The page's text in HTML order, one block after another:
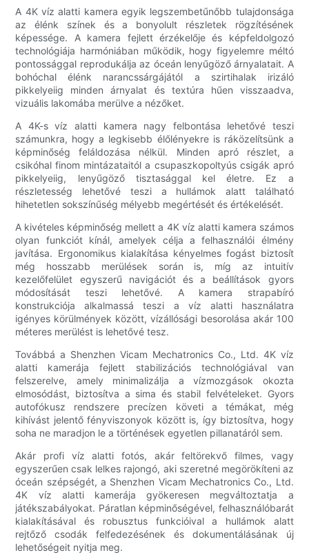
A 4K víz alatti kamera egyik legszembetűnőbb tulajdonsága
az élénk színek és a bonyolult részletek rögzítésének
képessége. A kamera fejlett érzékelője és képfeldolgozó
technológiája harmóniában működik, hogy figyelemre méltó
pontossággal reprodukálja az óceán lenyűgöző árnyalatait. A
bohóchal élénk narancssárgájától a szirtihalak irizáló
pikkelyeiig minden árnyalat és textúra hűen visszaadva,
vizuális lakomába merülve a nézőket.
A 4K-s víz alatti kamera nagy felbontása lehetővé teszi
számunkra, hogy a legkisebb élőlényekre is ráközelítsünk a
képminőség feláldozása nélkül. Minden apró részlet, a
csikóhal finom mintázataitól a csupaszkopoltyús csigák apró
pikkelyeiig, lenyűgöző tisztasággal kel életre. Ez a
részletesség lehetővé teszi a hullámok alatt található
hihetetlen sokszínűség mélyebb megértését és értékelését.
A kivételes képminőség mellett a 4K víz alatti kamera számos
olyan funkciót kínál, amelyek célja a felhasználói élmény
javítása. Ergonomikus kialakítása kényelmes fogást biztosít
még hosszabb merülések során is, míg az intuitív
kezelőfelület egyszerű navigációt és a beállítások gyors
módosítását teszi lehetővé. A kamera strapabíró
konstrukciója alkalmassá teszi a víz alatti használatra
igényes körülmények között, vízállósági besorolása akár 100
méteres merülést is lehetővé tesz.
Továbbá a Shenzhen Vicam Mechatronics Co., Ltd. 4K víz
alatti kamerája fejlett stabilizációs technológiával van
felszerelve, amely minimalizálja a vízmozgások okozta
elmosódást, biztosítva a sima és stabil felvételeket. Gyors
autofókusz rendszere precízen követi a témákat, még
kihívást jelentő fényviszonyok között is, így biztosítva, hogy
soha ne maradjon le a történések egyetlen pillanatáról sem.
Akár profi víz alatti fotós, akár feltörekvő filmes, vagy
egyszerűen csak lelkes rajongó, aki szeretné megörökíteni az
óceán szépségét, a Shenzhen Vicam Mechatronics Co., Ltd.
4K víz alatti kamerája gyökeresen megváltoztatja a
játékszabályokat. Páratlan képminőségével, felhasználóbarát
kialakításával és robusztus funkcióival a hullámok alatt
rejtőző csodák felfedezésének és dokumentálásának új
lehetőségeit nyitja meg.